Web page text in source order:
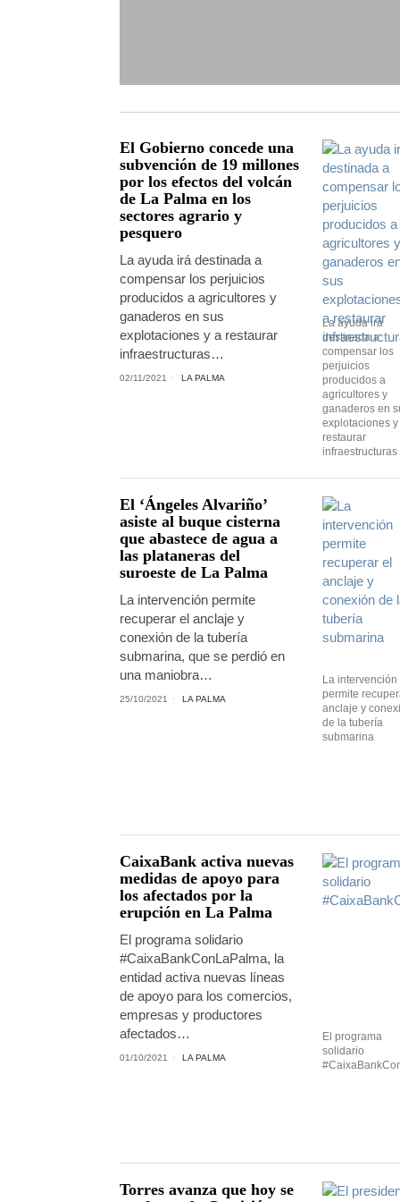
La ayuda irá
destinada a
compensar los
perjuicios
producidos a
agricultores y
ganaderos en
explotaciones y
restaurar
infraestructuras
El Gobierno concede una
subvención de 19 millones
por los efectos del volcán
de La Palma en los
sectores agrario y
pesquero
La ayuda irá destinada a
compensar los perjuicios
producidos a agricultores y
ganaderos en sus
explotaciones y a restaurar
infraestructuras…
02/11/2021 LA PALMA
La intervención
permite
anclaje y
de la tubería
submarina
El ‘Ángeles Alvariño’
asiste al buque cisterna
que abastece de agua a
las plataneras del
suroeste de La Palma
La intervención permite
recuperar el anclaje y
conexión de la tubería
submarina, que se perdió en
una maniobra…
25/10/2021 LA PALMA
El programa
solidario
CaixaBank activa nuevas
medidas de apoyo para
los afectados por la
erupción en La Palma
El programa solidario
#CaixaBankConLaPalma, la
entidad activa nuevas líneas
de apoyo para los comercios,
empresas y productores
afectados…
01/10/2021 LA PALMA
Torres avanza que hoy se